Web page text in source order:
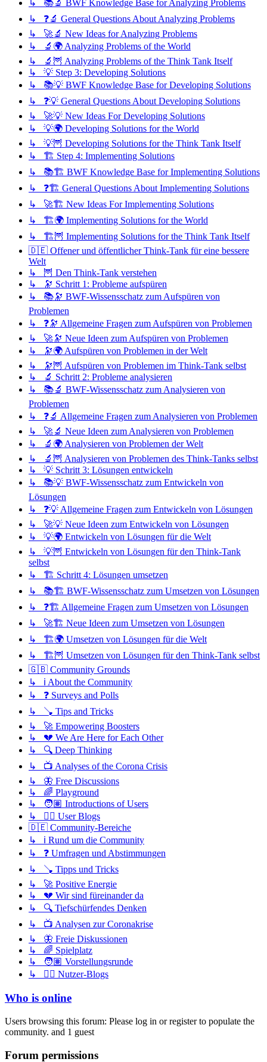
↳ 📚🔬 BWF Knowledge Base for Analyzing Problems
↳ ❓🔬 General Questions About Analyzing Problems
↳ 🚀🔬 New Ideas for Analyzing Problems
↳ 🔬🌍 Analyzing Problems of the World
↳ 🔬🦉 Analyzing Problems of the Think Tank Itself
↳ 💡 Step 3: Developing Solutions
↳ 📚💡 BWF Knowledge Base for Developing Solutions
↳ ❓💡 General Questions About Developing Solutions
↳ 🚀💡 New Ideas For Developing Solutions
↳ 💡🌍 Developing Solutions for the World
↳ 💡🦉 Developing Solutions for the Think Tank Itself
↳ 🏗️ Step 4: Implementing Solutions
↳ 📚🏗️ BWF Knowledge Base for Implementing Solutions
↳ ❓🏗️ General Questions About Implementing Solutions
↳ 🚀🏗️ New Ideas For Implementing Solutions
↳ 🏗️🌍 Implementing Solutions for the World
↳ 🏗️🦉 Implementing Solutions for the Think Tank Itself
🇩🇪 Offener und öffentlicher Think-Tank für eine bessere
Welt
↳ 🦉 Den Think-Tank verstehen
↳ 🔭 Schritt 1: Probleme aufspüren
↳ 📚🔭 BWF-Wissensschatz zum Aufspüren von
Problemen
↳ ❓🔭 Allgemeine Fragen zum Aufspüren von Problemen
↳ 🚀🔭 Neue Ideen zum Aufspüren von Problemen
↳ 🔭🌍 Aufspüren von Problemen in der Welt
↳ 🔭🦉 Aufspüren von Problemen im Think-Tank selbst
↳ 🔬 Schritt 2: Probleme analysieren
↳ 📚🔬 BWF-Wissensschatz zum Analysieren von
Problemen
↳ ❓🔬 Allgemeine Fragen zum Analysieren von Problemen
↳ 🚀🔬 Neue Ideen zum Analysieren von Problemen
↳ 🔬🌍 Analysieren von Problemen der Welt
↳ 🔬🦉 Analysieren von Problemen des Think-Tanks selbst
↳ 💡 Schritt 3: Lösungen entwickeln
↳ 📚💡 BWF-Wissensschatz zum Entwickeln von
Lösungen
↳ ❓💡 Allgemeine Fragen zum Entwickeln von Lösungen
↳ 🚀💡 Neue Ideen zum Entwickeln von Lösungen
↳ 💡🌍 Entwickeln von Lösungen für die Welt
↳ 💡🦉 Entwickeln von Lösungen für den Think-Tank
selbst
↳ 🏗️ Schritt 4: Lösungen umsetzen
↳ 📚🏗️ BWF-Wissensschatz zum Umsetzen von Lösungen
↳ ❓🏗️ Allgemeine Fragen zum Umsetzen von Lösungen
↳ 🚀🏗️ Neue Ideen zum Umsetzen von Lösungen
↳ 🏗️🌍 Umsetzen von Lösungen für die Welt
↳ 🏗️🦉 Umsetzen von Lösungen für den Think-Tank selbst
🇬🇧 Community Grounds
↳ ℹ️ About the Community
↳ ❓ Surveys and Polls
↳ 🪠 Tips and Tricks
↳ 🚀 Empowering Boosters
↳ 💔 We Are Here for Each Other
↳ 🔍 Deep Thinking
↳ 📺 Analyses of the Corona Crisis
↳ 🦋 Free Discussions
↳ 🌈 Playground
↳ 🧑🏽 Introductions of Users
↳ ✍🏽 User Blogs
🇩🇪 Community-Bereiche
↳ ℹ️ Rund um die Community
↳ ❓ Umfragen und Abstimmungen
↳ 🪠 Tipps und Tricks
↳ 🚀 Positive Energie
↳ 💔 Wir sind füreinander da
↳ 🔍 Tiefschürfendes Denken
↳ 📺 Analysen zur Coronakrise
↳ 🦋 Freie Diskussionen
↳ 🌈 Spielplatz
↳ 🧑🏽 Vorstellungsrunde
↳ ✍🏽 Nutzer-Blogs
Who is online
Users browsing this forum: Please log in or register to populate the
community. and 1 guest
Forum permissions